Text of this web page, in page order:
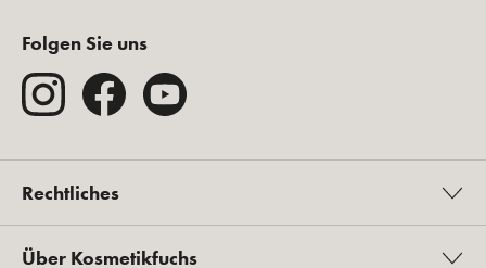
Folgen Sie uns
Rechtliches
Über Kosmetikfuchs